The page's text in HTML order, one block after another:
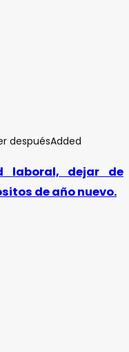
despuésAdded
laboral, dejar de
de año nuevo.